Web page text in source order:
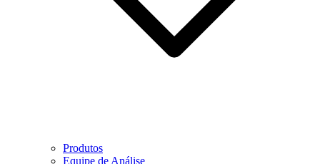
Produtos
Equipe de Análise